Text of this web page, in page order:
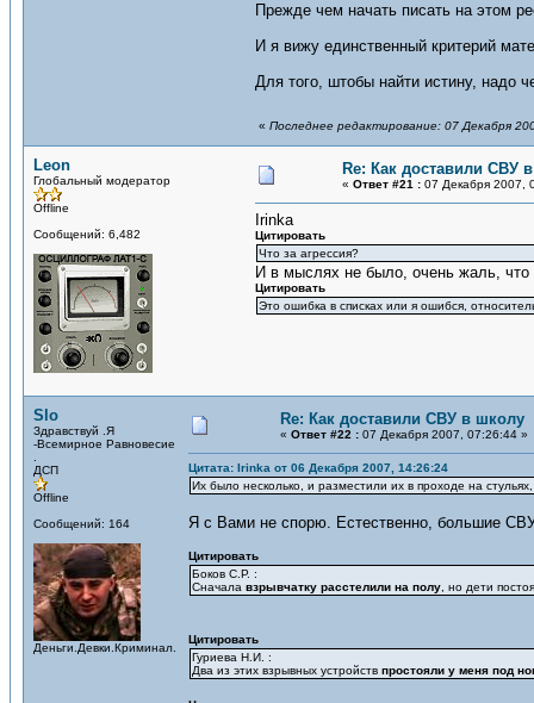
Прежде чем начать писать на этом
И я вижу единственный критерий
Для того, штобы найти истину, надо
« Последнее редактирование: 07 Декабря
Leon
Глобальный модератор
Offline
Сообщений: 6,482
Re: Как доставили СВУ
« Ответ #21 : 07 Декабря 2007,
Irinka
Цитировать
Что за агрессия?
И в мыслях не было, очень жаль, что
Цитировать
Это ошибка в списках или я ошибся,
Slo
Здравствуй .Я
-Всемирное Равновесие
ДСП
Offline
Сообщений: 164
Деньги.Девки.Криминал.
Re: Как доставили СВУ в школу
« Ответ #22 : 07 Декабря 2007, 07:26:44 »
Цитата: Irinka от 06 Декабря 2007, 14:26:24
Их было несколько, и разместили их в проходе на
Я с Вами не спорю. Естественно, большие
Цитировать
Боков С.Р. :
Сначала взрывчатку расстелили на полу , но дети
Цитировать
Гуриева Н.И. :
Два из этих взрывных устройств простояли у меня под